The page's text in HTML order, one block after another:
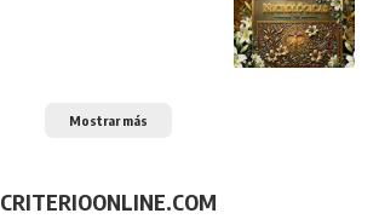
Mostrar más
CRITERIOONLINE.COM